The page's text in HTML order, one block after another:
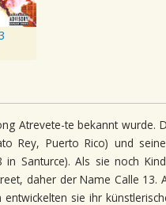
Atrevete-te bekannt wurde.
Rey, Puerto Rico) und
Santurce). Als sie noch
daher der Name Calle 13.
sie ihr